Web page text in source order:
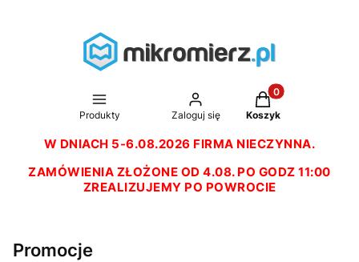
Produkty Zaloguj się
Produkty w
Koszyk
W DNIACH 5-6.08.2026 FIRMA NIECZYNNA.
ZAMÓWIENIA ZŁOŻONE OD 4.08. PO GODZ 11:00
ZREALIZUJEMY PO POWROCIE
Promocje